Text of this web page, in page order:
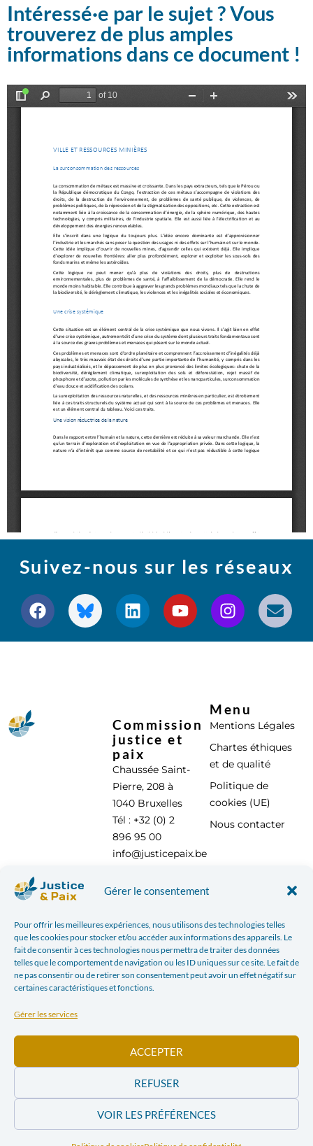
Gérer le consentement
Pour offrir les meilleures expériences, nous utilisons des technologies telles
que les cookies pour stocker et/ou accéder aux informations des appareils. Le
fait de consentir à ces technologies nous permettra de traiter des données
telles que le comportement de navigation ou les ID uniques sur ce site. Le fait de
ne pas consentir ou de retirer son consentement peut avoir un effet négatif sur
certaines caractéristiques et fonctions.
Gérer les services
ACCEPTER
REFUSER
VOIR LES PRÉFÉRENCES
Intéressé·e par le sujet ? Vous
trouverez de plus amples
informations dans ce document !
Suivez-nous sur les réseaux
Commission
justice et
paix
Chaussée Saint-
Pierre, 208 à
1040 Bruxelles
Tél : +32 (0) 2
896 95 00
info@justicepaix.be
Menu
Mentions Légales
Chartes éthiques
et de qualité
Politique de
cookies (UE)
Nous contacter
POLITIQUE DE CONFIDENTIALITÉ| JUSTICE & PAIX – CHAUSSÉE SAINT-PIERRE, 208 À 1040
BRUXELLES TÉL : +32 (0) 2 896 95 00 INFO@JUSTICEPAIX.BE | WEBDESIGN PAR